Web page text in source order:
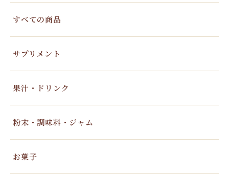
すべての商品
サプリメント
果汁・ドリンク
粉末・調味料・ジャム
お菓子